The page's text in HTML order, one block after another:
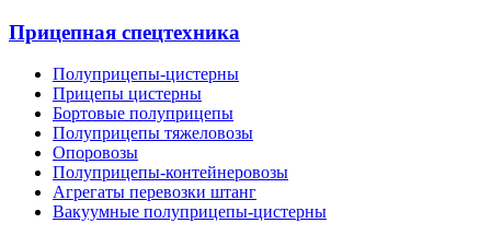
Прицепная спецтехника
Полуприцепы-цистерны
Прицепы цистерны
Бортовые полуприцепы
Полуприцепы тяжеловозы
Опоровозы
Полуприцепы-контейнеровозы
Агрегаты перевозки штанг
Вакуумные полуприцепы-цистерны